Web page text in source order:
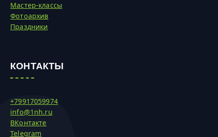
Мастер-классы
Фотоархив
Праздники
КОНТАКТЫ
+79917059974
info@1nh.ru
ВКонтакте
Telegram